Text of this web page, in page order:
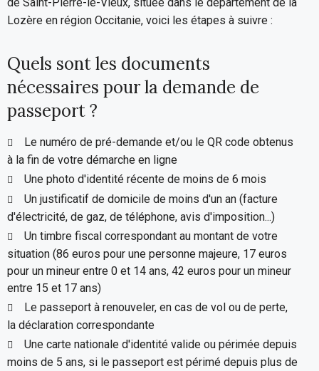
Lozère en région Occitanie, voici les étapes à suivre :
Quels sont les documents
nécessaires pour la demande de
passeport ?
Le numéro de pré-demande et/ou le QR code obtenus
à la fin de votre démarche en ligne
Une photo d'identité récente de moins de 6 mois
Un justificatif de domicile de moins d'un an (facture
d'électricité, de gaz, de téléphone, avis d'imposition...)
Un timbre fiscal correspondant au montant de votre
situation (86 euros pour une personne majeure, 17 euros
pour un mineur entre 0 et 14 ans, 42 euros pour un mineur
entre 15 et 17 ans)
Le passeport à renouveler, en cas de vol ou de perte,
la déclaration correspondante
Une carte nationale d'identité valide ou périmée depuis
moins de 5 ans, si le passeport est périmé depuis plus de